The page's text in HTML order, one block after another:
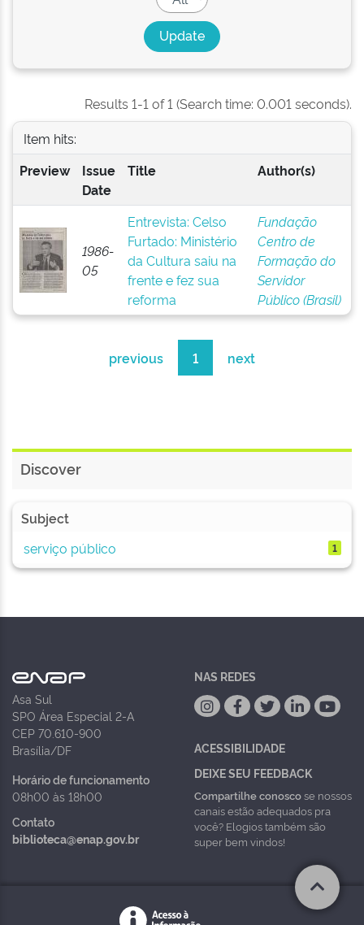
Results 1-1 of 1 (Search time: 0.001 seconds).
Item hits:
Preview
Issue
Date
Title Author(s)
1986-
05
Entrevista: Celso
Furtado: Ministério
da Cultura saiu na
frente e fez sua
reforma
Fundação
Centro de
Formação do
Servidor
Público (Brasil)
previous 1 next
Discover
Subject
serviço público
1
Asa Sul
SPO Área Especial 2-A
CEP 70.610-900
Brasília/DF
Horário de funcionamento
08h00 às 18h00
Contato
biblioteca@enap.gov.br
NAS REDES
ACESSIBILIDADE
DEIXE SEU FEEDBACK
Compartilhe conoscose nossos
canais estão adequados pra
você? Elogios também são
super bem vindos!